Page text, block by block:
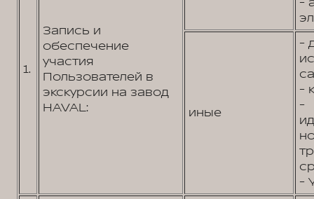
1.
Запись и
обеспечение
участия
Пользователей в
экскурсии на завод
HAVAL:
иные
-
-
-
-